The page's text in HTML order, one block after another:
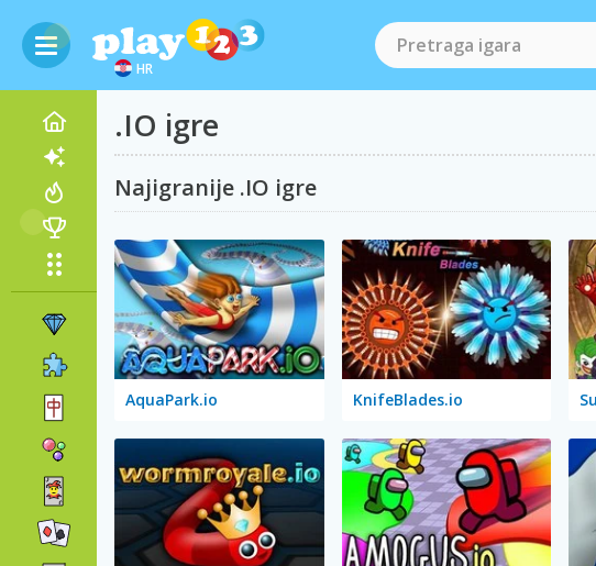
HR
.IO igre
Najigranije .IO igre
AquaPark.io KnifeBlades.io